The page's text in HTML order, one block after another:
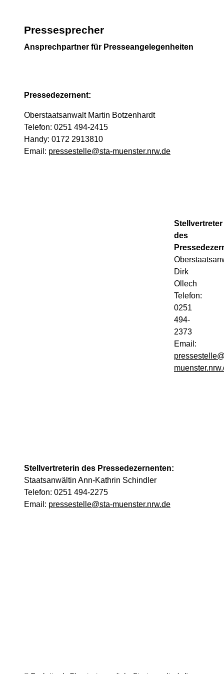
Pressesprecher
Ansprechpartner für Presseangelegenheiten
Pressedezernent:
Oberstaatsanwalt Martin Botzenhardt
Telefon: 0251 494-2415
Handy: 0172 2913810
Email: pressestelle@sta-muenster.nrw.de
Stellvertreter
des
Dirk
Ollech
Telefon:
0251
494-
2373
Email:
Stellvertreterin des Pressedezernenten:
Staatsanwältin Ann-Kathrin Schindler
Telefon: 0251 494-2275
Email: pressestelle@sta-muenster.nrw.de